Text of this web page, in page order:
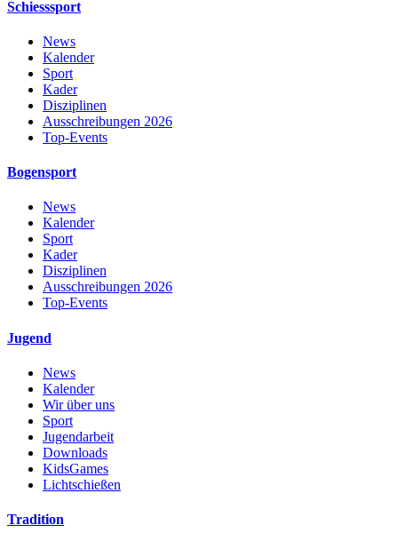
Schiesssport
News
Kalender
Sport
Kader
Disziplinen
Ausschreibungen 2026
Top-Events
Bogensport
News
Kalender
Sport
Kader
Disziplinen
Ausschreibungen 2026
Top-Events
Jugend
News
Kalender
Wir über uns
Sport
Jugendarbeit
Downloads
KidsGames
Lichtschießen
Tradition